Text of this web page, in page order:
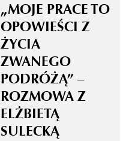
„MOJE PRACE TO
OPOWIEŚCI Z
ŻYCIA
ZWANEGO
PODRÓŻĄ” –
ROZMOWA Z
ELŻBIETĄ
SULECKĄ